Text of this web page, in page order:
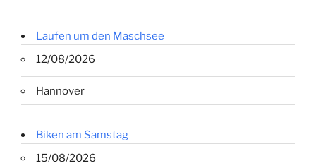
Laufen um den Maschsee
12/08/2026
Hannover
Biken am Samstag
15/08/2026